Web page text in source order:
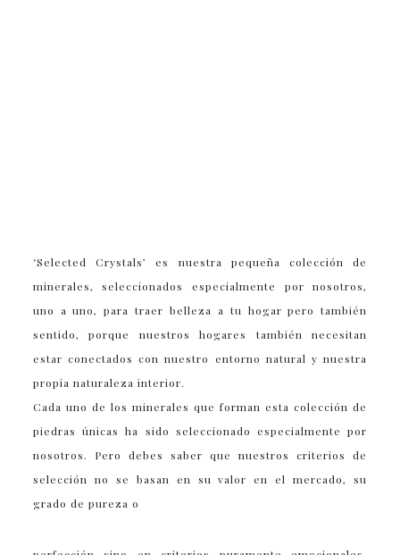
‘Selected Crystals’ es nuestra pequeña colección de
minerales, seleccionados especialmente por nosotros,
uno a uno, para traer belleza a tu hogar pero también
sentido, porque nuestros hogares también necesitan
estar conectados con nuestro entorno natural y nuestra
propia naturaleza interior.
Cada uno de los minerales que forman esta colección de
piedras únicas ha sido seleccionado especialmente por
nosotros. Pero debes saber que nuestros criterios de
selección no se basan en su valor en el mercado, su
grado de pureza o